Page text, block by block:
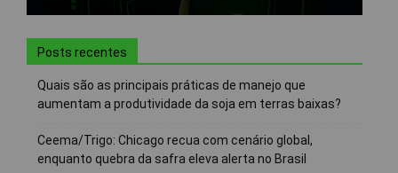
Posts recentes
Quais são as principais práticas de manejo que
aumentam a produtividade da soja em terras baixas?
Ceema/Trigo: Chicago recua com cenário global,
enquanto quebra da safra eleva alerta no Brasil